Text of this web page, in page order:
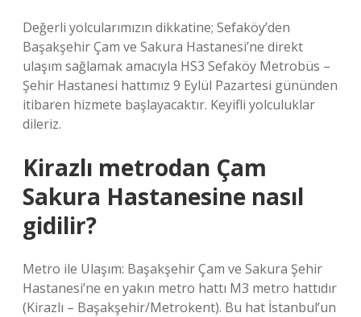
Değerli yolcularımızın dikkatine; Sefaköy’den
Başakşehir Çam ve Sakura Hastanesi’ne direkt
ulaşım sağlamak amacıyla HS3 Sefaköy Metrobüs –
Şehir Hastanesi hattımız 9 Eylül Pazartesi gününden
itibaren hizmete başlayacaktır. Keyifli yolculuklar
dileriz.
Kirazlı metrodan Çam
Sakura Hastanesine nasıl
gidilir?
Metro ile Ulaşım: Başakşehir Çam ve Sakura Şehir
Hastanesi’ne en yakın metro hattı M3 metro hattıdır
(Kirazlı – Başakşehir/Metrokent). Bu hat İstanbul’un